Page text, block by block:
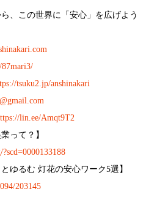
、この世界に「安心」を広げよう
tsuku2.jp/anshinakari
lin.ee/Amqt9T2
って？】
?scd=0000133188
ゆるむ 灯花の安心ワーク5選】
203145